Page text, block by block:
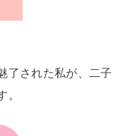
了された私が、二子
。